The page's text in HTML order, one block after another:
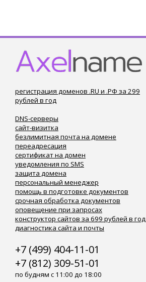
регистрация доменов .RU и .РФ за 299
рублей в год
DNS-серверы
сайт-визитка
безлимитная почта на домене
переадресация
сертификат на домен
уведомления по SMS
защита домена
персональный менеджер
помощь в подготовке документов
срочная обработка документов
оповещение при запросах
конструктор сайтов за 699 рублей в год
диагностика сайта и почты
+7 (499) 404-11-01
+7 (812) 309-51-01
по будням с 11:00 до 18:00